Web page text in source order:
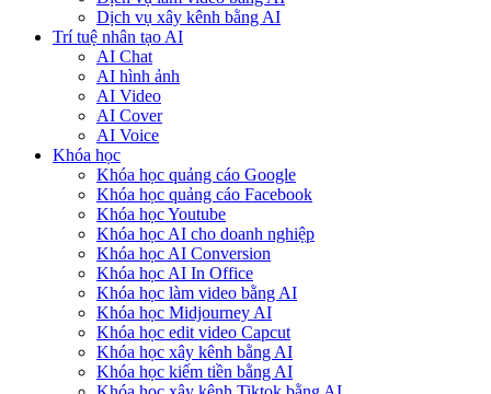
Dịch vụ xây kênh bằng AI
Trí tuệ nhân tạo AI
AI Chat
AI hình ảnh
AI Video
AI Cover
AI Voice
Khóa học
Khóa học quảng cáo Google
Khóa học quảng cáo Facebook
Khóa học Youtube
Khóa học AI cho doanh nghiệp
Khóa học AI Conversion
Khóa học AI In Office
Khóa học làm video bằng AI
Khóa học Midjourney AI
Khóa học edit video Capcut
Khóa học xây kênh bằng AI
Khóa học kiếm tiền bằng AI